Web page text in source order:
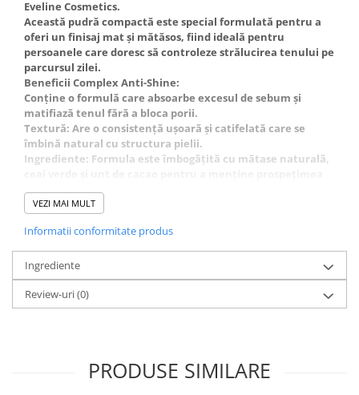
Eveline Cosmetics.
Această pudră compactă este special formulată pentru a
oferi un finisaj mat și mătăsos, fiind ideală pentru
persoanele care doresc să controleze strălucirea tenului pe
parcursul zilei.
Beneficii Complex Anti-Shine:
Conține o formulă care absoarbe excesul de sebum și
matifiază tenul fără a bloca porii.
Textură: Are o consistență ușoară și catifelată care se
îmbină natural cu structura pielii.
Ingrediente: Formula este îmbogățită cu mătase naturală,
tenului. Acoperire: Oferă o acoperire medie care
uniformizează nuanța pielii și maschează imperfecțiunile.
extern.
VEZI MAI MULT
Informatii conformitate produs
Ingrediente
Review-uri(0)
PRODUSE SIMILARE